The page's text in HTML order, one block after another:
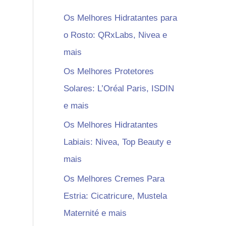
Os Melhores Hidratantes para
o Rosto: QRxLabs, Nivea e
mais
Os Melhores Protetores
Solares: L’Oréal Paris, ISDIN
e mais
Os Melhores Hidratantes
Labiais: Nivea, Top Beauty e
mais
Os Melhores Cremes Para
Estria: Cicatricure, Mustela
Maternité e mais